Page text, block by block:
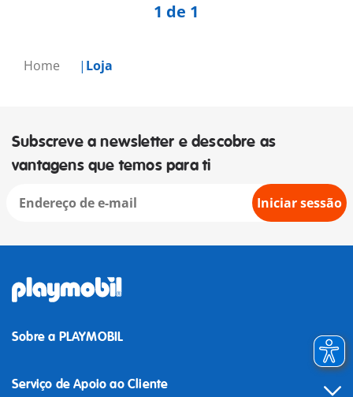
Home Loja
1 de 1
Subscreve a newsletter e descobre as
vantagens que temos para ti
Iniciar sessão
Sobre a PLAYMOBIL
Serviço de Apoio ao Cliente